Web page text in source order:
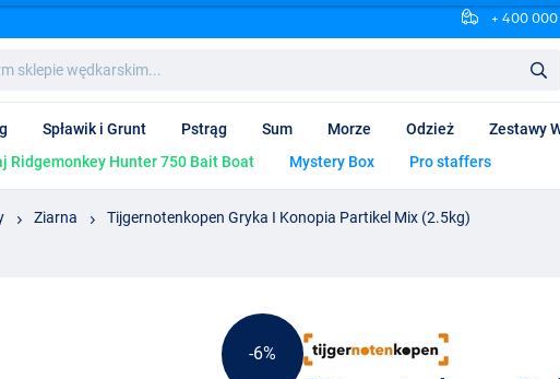
+ 400
Spławik i Grunt Pstrąg Sum Morze Odzież Zestawy
Ridgemonkey Hunter 750 Bait Boat Mystery Box Pro staffers
Ziarna
Tijgernotenkopen Gryka I Konopia Partikel Mix (2.5kg)
-6%